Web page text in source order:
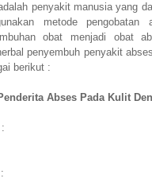
penyakit manusia yang
metode pengobatan
obat menjadi obat
penyembuh penyakit
berikut :
Abses Pada Kulit